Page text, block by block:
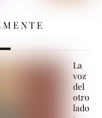
La
voz
del
otro
lado